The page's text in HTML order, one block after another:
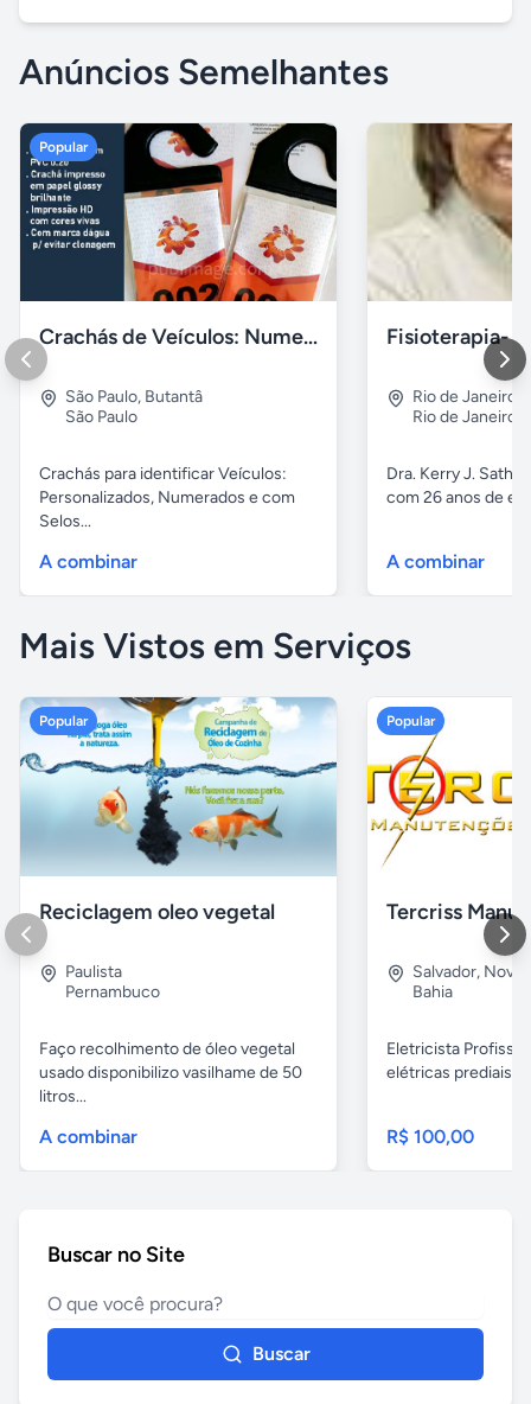
Anúncios Semelhantes
Popular
Crachás de Veículos: Numerados e Personalizados
São Paulo, Butantâ
São Paulo
Crachás para identificar Veículos:
Personalizados, Numerados e com
Selos...
A combinar
Rio de Janeiro
Rio de Janeiro
Dra. Kerry J.
com 26 anos de
A combinar
Mais Vistos em Serviços
Popular
Reciclagem oleo vegetal
Paulista
Pernambuco
Faço recolhimento de óleo vegetal
usado disponibilizo vasilhame de 50
litros...
A combinar
Popular
Salvador, Nova
Bahia
Eletricista
elétricas prediais e
R$ 100,00
Buscar no Site
Buscar